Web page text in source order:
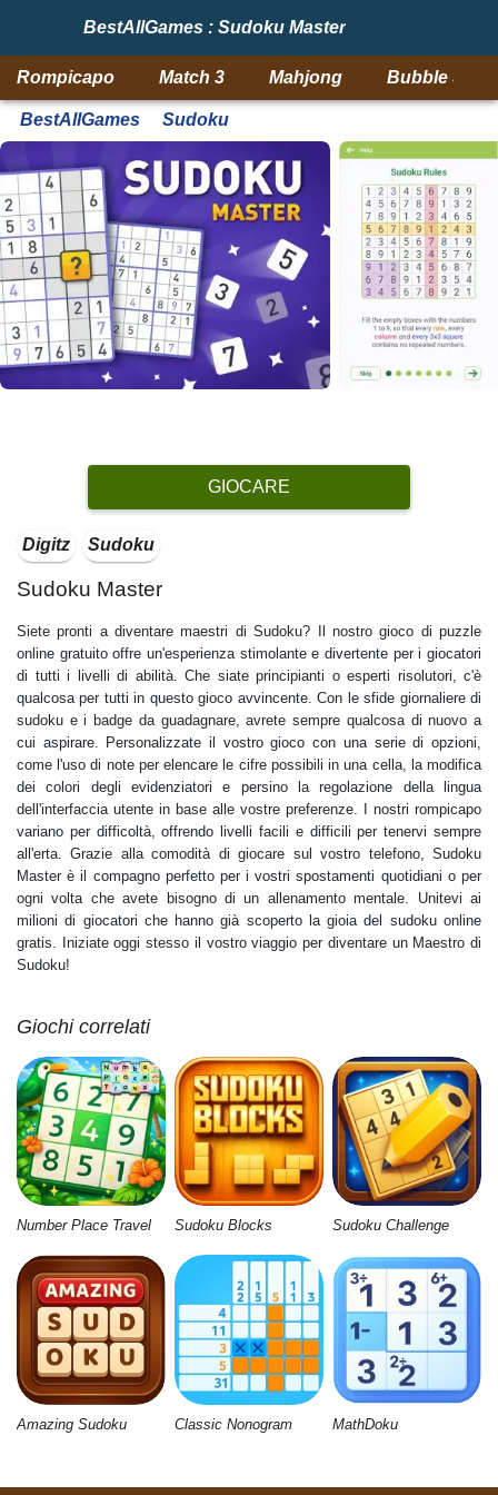
BestAllGames : Sudoku Master
Rompicapo Match 3 Mahjong Bubble
BestAllGames Sudoku
GIOCARE
Digitz Sudoku
Sudoku Master
Siete pronti a diventare maestri di Sudoku? Il nostro gioco di puzzle
online gratuito offre un'esperienza stimolante e divertente per i giocatori
di tutti i livelli di abilità. Che siate principianti o esperti risolutori, c'è
qualcosa per tutti in questo gioco avvincente. Con le sfide giornaliere di
sudoku e i badge da guadagnare, avrete sempre qualcosa di nuovo a
cui aspirare. Personalizzate il vostro gioco con una serie di opzioni,
come l'uso di note per elencare le cifre possibili in una cella, la modifica
dei colori degli evidenziatori e persino la regolazione della lingua
dell'interfaccia utente in base alle vostre preferenze. I nostri rompicapo
variano per difficoltà, offrendo livelli facili e difficili per tenervi sempre
all'erta. Grazie alla comodità di giocare sul vostro telefono, Sudoku
Master è il compagno perfetto per i vostri spostamenti quotidiani o per
ogni volta che avete bisogno di un allenamento mentale. Unitevi ai
milioni di giocatori che hanno già scoperto la gioia del sudoku online
gratis. Iniziate oggi stesso il vostro viaggio per diventare un Maestro di
Sudoku!
Giochi correlati
Number Place Travel Sudoku Blocks Sudoku Challenge
Amazing Sudoku Classic Nonogram MathDoku